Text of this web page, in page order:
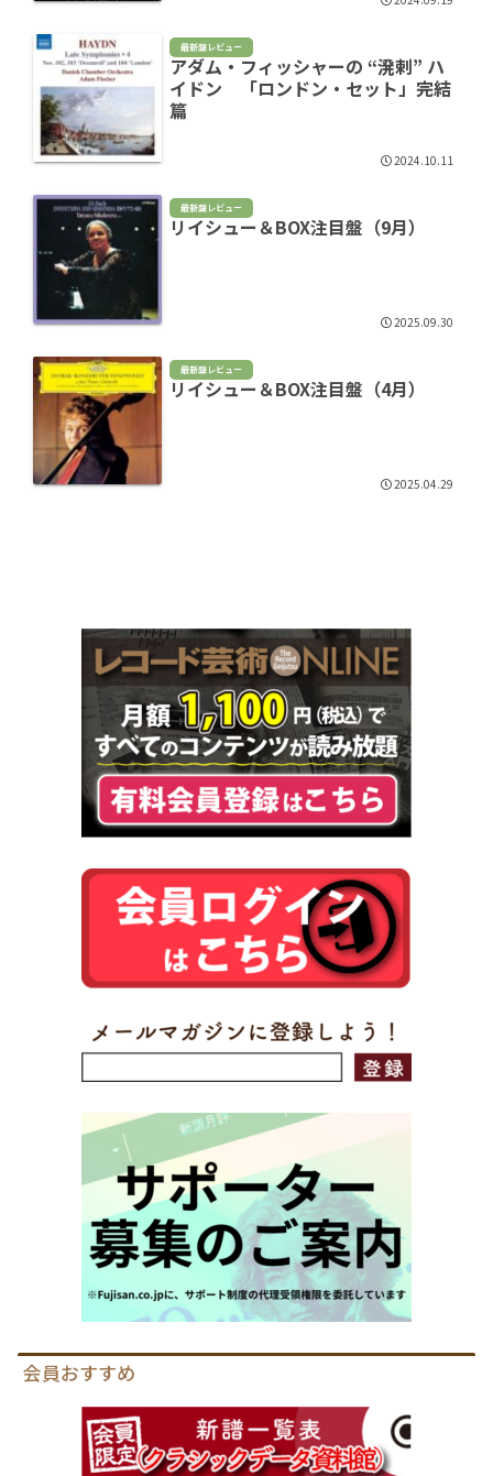
最新盤レビュー
アダム・フィッシャーの “溌剌” ハ
イドン 「ロンドン・セット」完結
篇
2024.10.11
最新盤レビュー
リイシュー＆BOX注目盤（9月）
2025.09.30
最新盤レビュー
リイシュー＆BOX注目盤（4月）
2025.04.29
会員おすすめ